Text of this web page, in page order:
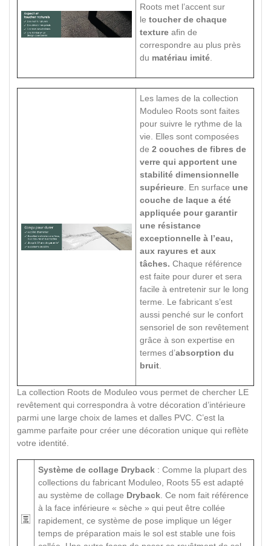
Roots met l’accent sur
le toucher de chaque
texture afin de
correspondre au plus près
du matériau imité
Les lames de la collection
Moduleo Roots sont faites
pour suivre le rythme de la
vie. Elles sont composées
de 2 couches de fibres de
verre qui apportent une
stabilité dimensionnelle
supérieure . En surface une
couche de laque a été
appliquée pour garantir
une résistance
exceptionnelle à l’eau,
aux rayures et aux
tâches. Chaque référence
est faite pour durer et sera
facile à entretenir sur le long
terme. Le fabricant s’est
aussi penché sur le confort
sensoriel de son revêtement
grâce à son expertise en
termes d’absorption du
bruit
La collection Roots de Moduleo vous permet de chercher LE
revêtement qui correspondra à votre décoration d’intérieure
parmi une large choix de lames et dalles PVC. C’est la
gamme parfaite pour créer une décoration unique qui reflète
votre identité.
Système de collage Dryback : Comme la plupart des
collections du fabricant Moduleo, Roots 55 est adapté
au système de collage Dryback . Ce nom fait référence
à la face inférieure « sèche » qui peut être collée
rapidement, ce système de pose implique un léger
temps de préparation mais le sol est stable une fois